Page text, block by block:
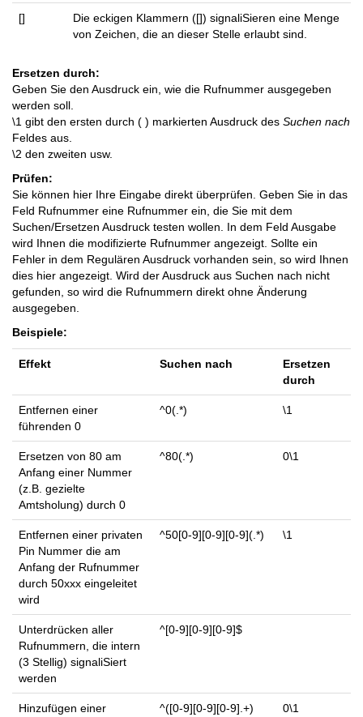
[]
Die eckigen Klammern ([]) signaliSieren eine Menge
von Zeichen, die an dieser Stelle erlaubt sind.
Ersetzen durch:
Geben Sie den Ausdruck ein, wie die Rufnummer ausgegeben
werden soll.
\1 gibt den ersten durch ( ) markierten Ausdruck des Suchen nach
Feldes aus.
\2 den zweiten usw.
Prüfen:
Sie können hier Ihre Eingabe direkt überprüfen. Geben Sie in das
Feld Rufnummer eine Rufnummer ein, die Sie mit dem
Suchen/Ersetzen Ausdruck testen wollen. In dem Feld Ausgabe
wird Ihnen die modifizierte Rufnummer angezeigt. Sollte ein
Fehler in dem Regulären Ausdruck vorhanden sein, so wird Ihnen
dies hier angezeigt. Wird der Ausdruck aus Suchen nach nicht
gefunden, so wird die Rufnummern direkt ohne Änderung
ausgegeben.
Beispiele:
Effekt Suchen nach
Ersetzen
durch
Entfernen einer
führenden 0
^0(.*) \1
Ersetzen von 80 am
Anfang einer Nummer
(z.B. gezielte
Amtsholung) durch 0
^80(.*) 0\1
Entfernen einer privaten
Pin Nummer die am
Anfang der Rufnummer
durch 50xxx eingeleitet
wird
^50[0-9][0-9][0-9](.*) \1
Unterdrücken aller
Rufnummern, die intern
(3 Stellig) signaliSiert
werden
^[0-9][0-9][0-9]$
Hinzufügen einer
^([0-9][0-9][0-9].+) 0\1